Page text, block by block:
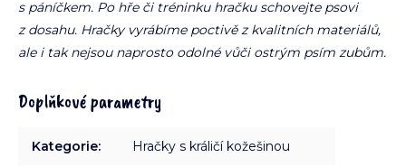
s páníčkem. Po hře či tréninku hračku schovejte psovi
z dosahu. Hračky vyrábíme poctivě z kvalitních materiálů,
ale i tak nejsou naprosto odolné vůči ostrým psím zubům.
Doplňkové parametry
Kategorie: Hračky s králičí kožešinou